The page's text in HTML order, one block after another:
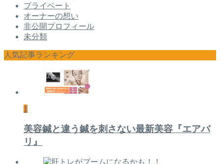
プライベート
オーナーの想い
非公開プロフィール
未分類
人気記事ランキング
1
美容鍼と違う鍼を刺さない最新美容『エアバ
リ』